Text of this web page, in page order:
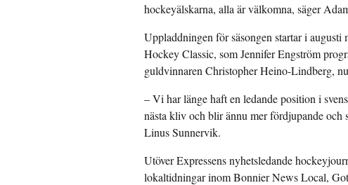
hockeyälskarna, alla är välkomna, säger
Uppladdningen för säsongen startar i
Hockey Classic, som Jennifer Engström
guldvinnaren Christopher Heino-Lindberg,
– Vi har länge haft en ledande position i
nästa kliv och blir ännu mer fördjupande och
Linus Sunnervik.
Utöver Expressens nyhetsledande
lokaltidningar inom Bonnier News Local,